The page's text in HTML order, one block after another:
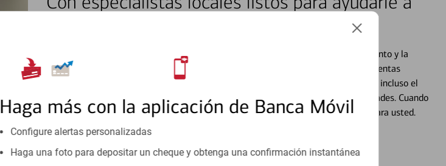
Haga más con la aplicación de Banca Móvil
Configure alertas personalizadas
Haga una foto para depositar un cheque y obtenga una confirmación instantánea
Reúnase con especialistas dedicados que se centran en proporcionar el asesoramiento y la
orientación que necesita, en cualquier situación en su vida financiera. Desde sus cuentas
personales, hasta el ahorro para grandes compras, la planificación para su futuro, e incluso el
inicio o crecimiento de su negocio, su futuro se mueve de acuerdo con sus necesidades. Cuando
esté listo, un especialista trabajará con usted en un momento que sea adecuado para usted.